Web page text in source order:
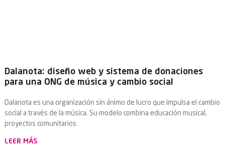
Dalanota: diseño web y sistema de donaciones
para una ONG de música y cambio social
Dalanota es una organización sin ánimo de lucro que impulsa el cambio
social a través de la música. Su modelo combina educación musical,
proyectos comunitarios
LEER MÁS